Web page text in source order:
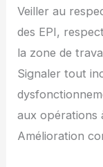
Veiller au
des EPI,
la zone de
Signaler tout
aux opérations
Amélioration